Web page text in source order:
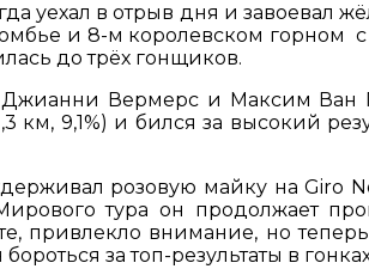
уехал в отрыв дня и
и 8-м королевском горном
до трёх гонщиков.
Вермерс и Максим Ван
9,1%) и бился за высокий
розовую майку на Giro
тура он продолжает
внимание, но
за топ-результаты в